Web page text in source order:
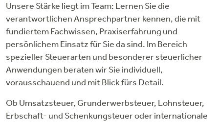
Unsere Stärke liegt im Team: Lernen Sie die
verantwortlichen Ansprechpartner kennen, die mit
fundiertem Fachwissen, Praxiserfahrung und
persönlichem Einsatz für Sie da sind. Im Bereich
spezieller Steuerarten und besonderer steuerlicher
Anwendungen beraten wir Sie individuell,
vorausschauend und mit Blick fürs Detail.
Ob Umsatzsteuer, Grunderwerbsteuer, Lohnsteuer,
Erbschaft- und Schenkungsteuer oder internationale